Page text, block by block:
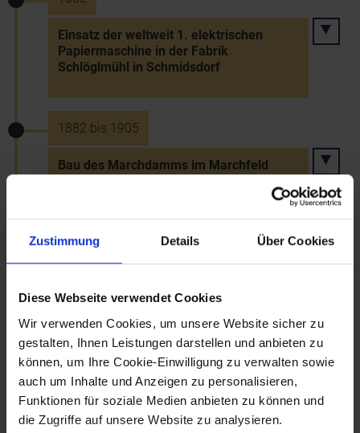
Zustimmung Details Über Cookies
Diese Webseite verwendet Cookies
Wir verwenden Cookies, um unsere Website sicher zu
gestalten, Ihnen Leistungen darstellen und anbieten zu
können, um Ihre Cookie-Einwilligung zu verwalten sowie
auch um Inhalte und Anzeigen zu personalisieren,
Funktionen für soziale Medien anbieten zu können und
die Zugriffe auf unsere Website zu analysieren.
Einsatz der weltweit 1. elektrischen
Papiermaschine in der Fabrik
Schlöglmühl in Schmidsdorf
1882 bis 1905
Bau des Marchdamms im Marchfeld
1882
Tiergarten für Kaiserin Elisabeth durch
1882
Dreibund zw. Österreich, dem Deutschen
Reich und Italien